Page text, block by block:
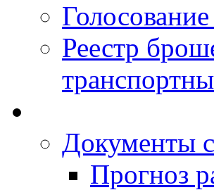
Реестр
Документы
Прогноз